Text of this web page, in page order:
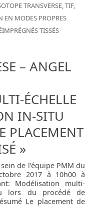
TRANSVERSE,TIF,
EN MODES PROPRES
TISSÉS
– ANGEL
ÉCHELLE
IN-SITU
PLACEMENT
»
de l’équipe PMM du
2017 à 10h00 à
Modélisation multi-
lors du procédé de
Le placement de